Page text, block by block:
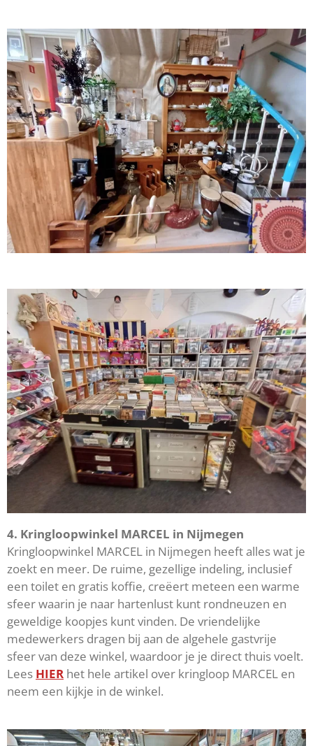
4. Kringloopwinkel MARCEL in Nijmegen
Kringloopwinkel MARCEL in Nijmegen heeft alles wat je
zoekt en meer. De ruime, gezellige indeling, inclusief
een toilet en gratis koffie, creëert meteen een warme
sfeer waarin je naar hartenlust kunt rondneuzen en
geweldige koopjes kunt vinden. De vriendelijke
medewerkers dragen bij aan de algehele gastvrije
sfeer van deze winkel, waardoor je je direct thuis voelt.
Lees HIER het hele artikel over kringloop MARCEL en
neem een kijkje in de winkel.